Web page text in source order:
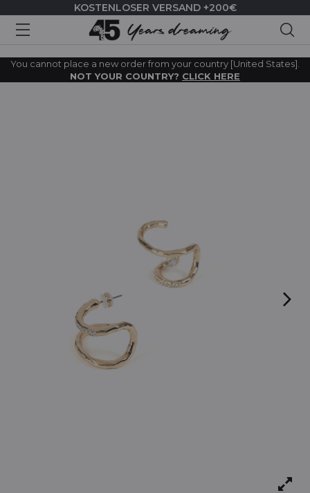
KOSTENLOSER VERSAND +200€
You cannot place a new order from your country [United States].
NOT YOUR COUNTRY? CLICK HERE